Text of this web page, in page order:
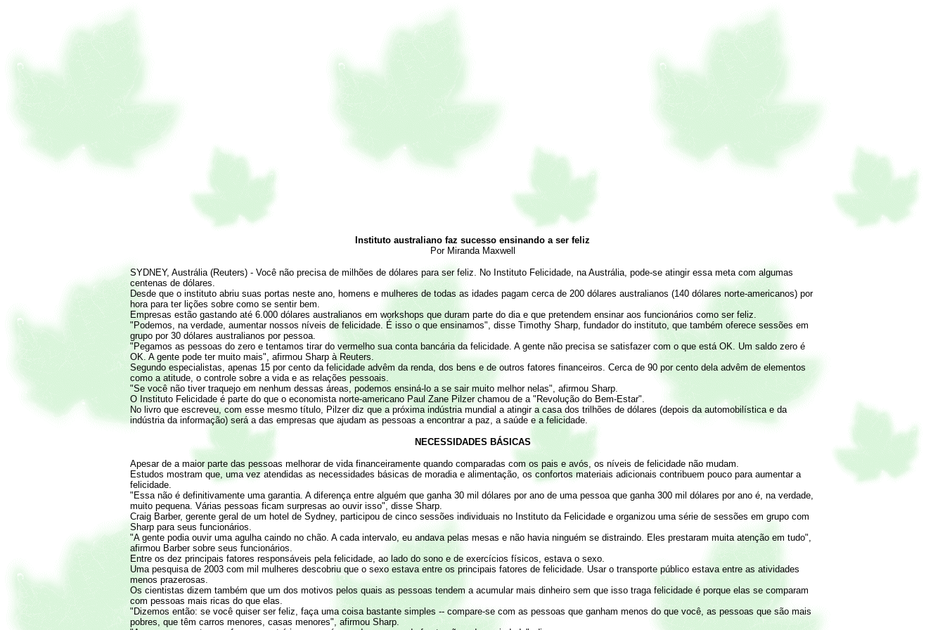
Instituto australiano faz sucesso ensinando a ser feliz
Por Miranda Maxwell
SYDNEY, Austrália (Reuters) - Você não precisa de milhões de dólares para ser feliz. No Instituto Felicidade, na Austrália, pode-se atingir essa meta com algumas
centenas de dólares.
Desde que o instituto abriu suas portas neste ano, homens e mulheres de todas as idades pagam cerca de 200 dólares australianos (140 dólares norte-americanos) por
hora para ter lições sobre como se sentir bem.
Empresas estão gastando até 6.000 dólares australianos em workshops que duram parte do dia e que pretendem ensinar aos funcionários como ser feliz.
"Podemos, na verdade, aumentar nossos níveis de felicidade. É isso o que ensinamos", disse Timothy Sharp, fundador do instituto, que também oferece sessões em
grupo por 30 dólares australianos por pessoa.
"Pegamos as pessoas do zero e tentamos tirar do vermelho sua conta bancária da felicidade. A gente não precisa se satisfazer com o que está OK. Um saldo zero é
OK. A gente pode ter muito mais", afirmou Sharp à Reuters.
Segundo especialistas, apenas 15 por cento da felicidade advêm da renda, dos bens e de outros fatores financeiros. Cerca de 90 por cento dela advêm de elementos
como a atitude, o controle sobre a vida e as relações pessoais.
"Se você não tiver traquejo em nenhum dessas áreas, podemos ensiná-lo a se sair muito melhor nelas", afirmou Sharp.
O Instituto Felicidade é parte do que o economista norte-americano Paul Zane Pilzer chamou de a "Revolução do Bem-Estar".
No livro que escreveu, com esse mesmo título, Pilzer diz que a próxima indústria mundial a atingir a casa dos trilhões de dólares (depois da automobilística e da
indústria da informação) será a das empresas que ajudam as pessoas a encontrar a paz, a saúde e a felicidade.
NECESSIDADES BÁSICAS
Apesar de a maior parte das pessoas melhorar de vida financeiramente quando comparadas com os pais e avós, os níveis de felicidade não mudam.
Estudos mostram que, uma vez atendidas as necessidades básicas de moradia e alimentação, os confortos materiais adicionais contribuem pouco para aumentar a
felicidade.
"Essa não é definitivamente uma garantia. A diferença entre alguém que ganha 30 mil dólares por ano de uma pessoa que ganha 300 mil dólares por ano é, na verdade,
muito pequena. Várias pessoas ficam surpresas ao ouvir isso", disse Sharp.
Craig Barber, gerente geral de um hotel de Sydney, participou de cinco sessões individuais no Instituto da Felicidade e organizou uma série de sessões em grupo com
Sharp para seus funcionários.
"A gente podia ouvir uma agulha caindo no chão. A cada intervalo, eu andava pelas mesas e não havia ninguém se distraindo. Eles prestaram muita atenção em tudo",
afirmou Barber sobre seus funcionários.
Entre os dez principais fatores responsáveis pela felicidade, ao lado do sono e de exercícios físicos, estava o sexo.
Uma pesquisa de 2003 com mil mulheres descobriu que o sexo estava entre os principais fatores de felicidade. Usar o transporte público estava entre as atividades
menos prazerosas.
Os cientistas dizem também que um dos motivos pelos quais as pessoas tendem a acumular mais dinheiro sem que isso traga felicidade é porque elas se comparam
com pessoas mais ricas do que elas.
"Dizemos então: se você quiser ser feliz, faça uma coisa bastante simples -- compare-se com as pessoas que ganham menos do que você, as pessoas que são mais
pobres, que têm carros menores, casas menores", afirmou Sharp.